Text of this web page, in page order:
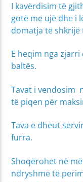
I kavërdisim të
gotë me ujë dhe i
domatja të shkrijë
E heqim nga
baltës.
Tavat i vendosim
të piqen për
Tava e dheut
furra.
Shoqërohet në
ndryshme të